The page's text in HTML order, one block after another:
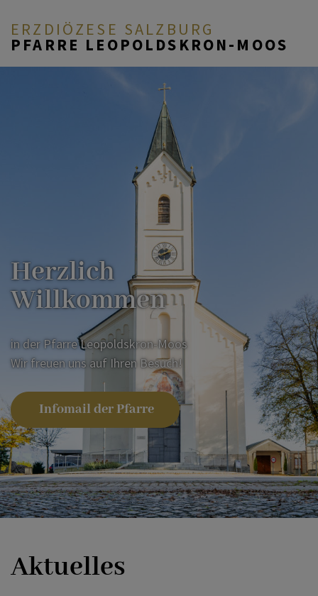
ERZDIÖZESE SALZBURG
PFARRE LEOPOLDSKRON-MOOS
DURCH DAS LEBEN
MITEINANDER BETEN
PFARRLEBEN
ICH MÖCHTE
KONTAKT
Herzlich
Willkommen
in der Pfarre Leopoldskron-Moos
Wir freuen uns auf Ihren Besuch!
Infomail der Pfarre
Aktuelles